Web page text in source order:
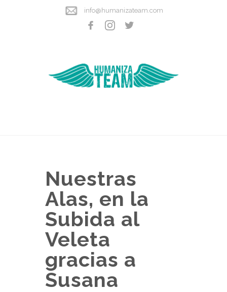
info@humanizateam.com
Nuestras
Alas, en la
Subida al
Veleta
gracias a
Susana